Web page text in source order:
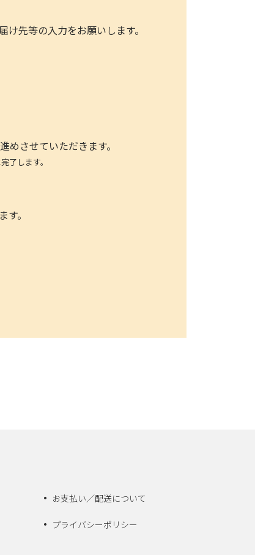
先等の入力をお願いします。
させていただきます。
了します。
。
お支払い／配送について
プライバシーポリシー